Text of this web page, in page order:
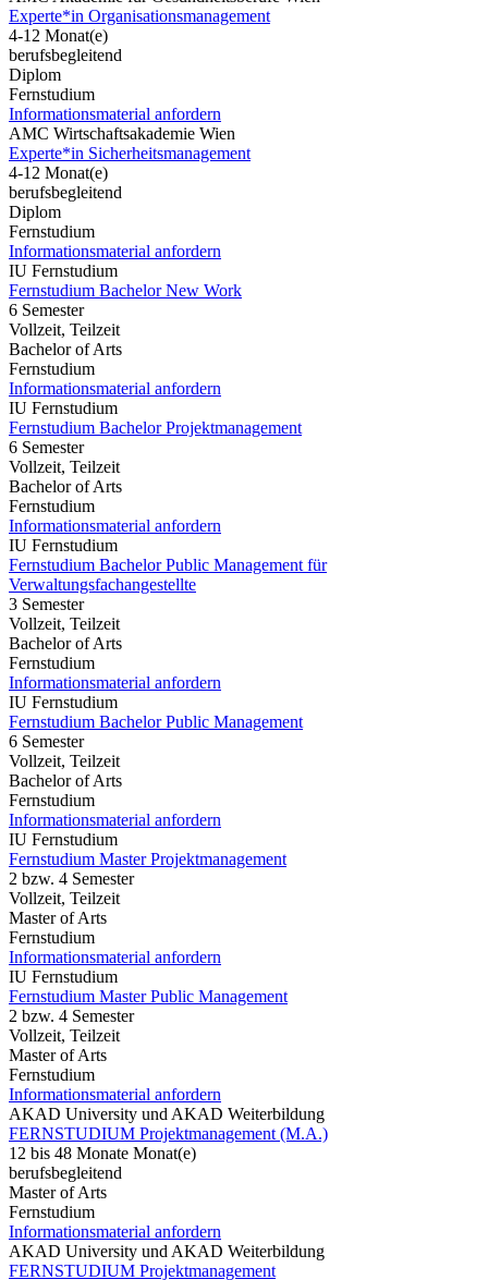
Experte*in Organisationsmanagement
4-12 Monat(e)
berufsbegleitend
Diplom
Fernstudium
Informationsmaterial anfordern
AMC Wirtschaftsakademie Wien
Experte*in Sicherheitsmanagement
4-12 Monat(e)
berufsbegleitend
Diplom
Fernstudium
Informationsmaterial anfordern
IU Fernstudium
Fernstudium Bachelor New Work
6 Semester
Vollzeit, Teilzeit
Bachelor of Arts
Fernstudium
Informationsmaterial anfordern
IU Fernstudium
Fernstudium Bachelor Projektmanagement
6 Semester
Vollzeit, Teilzeit
Bachelor of Arts
Fernstudium
Informationsmaterial anfordern
IU Fernstudium
Fernstudium Bachelor Public Management für
Verwaltungsfachangestellte
3 Semester
Vollzeit, Teilzeit
Bachelor of Arts
Fernstudium
Informationsmaterial anfordern
IU Fernstudium
Fernstudium Bachelor Public Management
6 Semester
Vollzeit, Teilzeit
Bachelor of Arts
Fernstudium
Informationsmaterial anfordern
IU Fernstudium
Fernstudium Master Projektmanagement
2 bzw. 4 Semester
Vollzeit, Teilzeit
Master of Arts
Fernstudium
Informationsmaterial anfordern
IU Fernstudium
Fernstudium Master Public Management
2 bzw. 4 Semester
Vollzeit, Teilzeit
Master of Arts
Fernstudium
Informationsmaterial anfordern
AKAD University und AKAD Weiterbildung
FERNSTUDIUM Projektmanagement (M.A.)
12 bis 48 Monate Monat(e)
berufsbegleitend
Master of Arts
Fernstudium
Informationsmaterial anfordern
AKAD University und AKAD Weiterbildung
FERNSTUDIUM Projektmanagement